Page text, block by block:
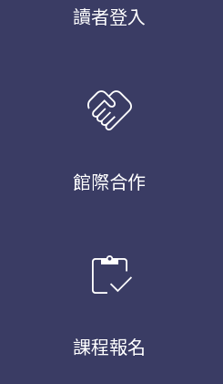
讀者登入
handshake
館際合作
inventory
課程報名